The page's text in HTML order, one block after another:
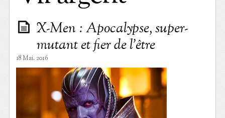
X-Men : Apocalypse, super-
mutant et fier de l’être
18 Mai. 2016